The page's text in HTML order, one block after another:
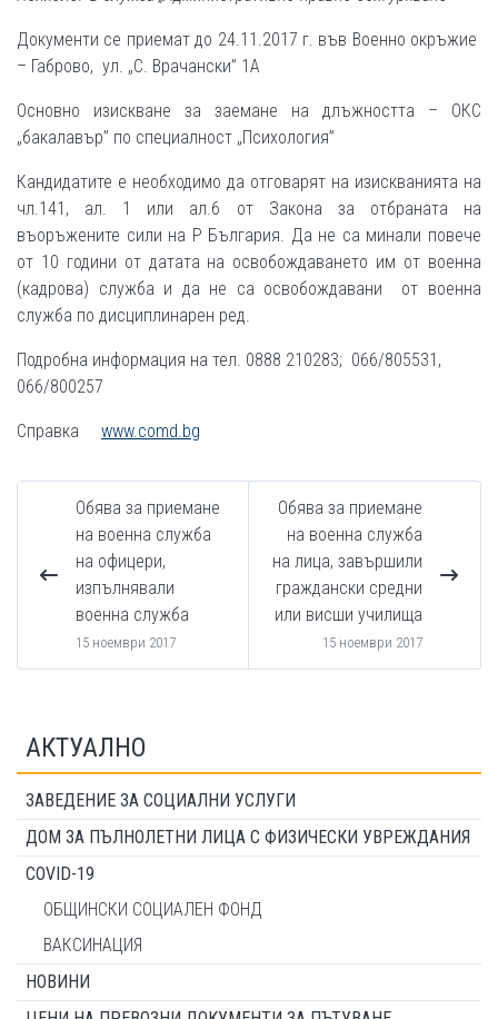
Документи се приемат до 24.11.2017 г. във Военно окръжие
– Габрово, ул. „С. Врачански” 1А
Основно изискване за заемане на длъжността – ОКС
„бакалавър” по специалност „Психология”
Кандидатите е необходимо да отговарят на изискванията на
чл.141, ал. 1 или ал.6 от Закона за отбраната на
въоръжените сили на Р България. Да не са минали повече
от 10 години от датата на освобождаването им от военна
(кадрова) служба и да не са освобождавани от военна
служба по дисциплинарен ред.
Подробна информация на тел. 0888 210283; 066/805531,
066/800257
Справка www.comd.bg
Обява за приемане
на военна служба
на офицери,
изпълнявали
военна служба
15 ноември 2017
Обява за приемане
на военна служба
на лица, завършили
граждански средни
или висши училища
15 ноември 2017
АКТУАЛНО
ЗАВЕДЕНИЕ ЗА СОЦИАЛНИ УСЛУГИ
ДОМ ЗА ПЪЛНОЛЕТНИ ЛИЦА С ФИЗИЧЕСКИ УВРЕЖДАНИЯ
COVID-19
ОБЩИНСКИ СОЦИАЛЕН ФОНД
ВАКСИНАЦИЯ
НОВИНИ